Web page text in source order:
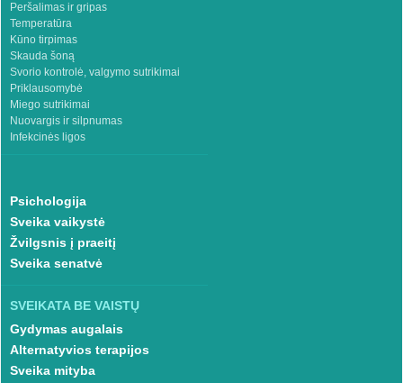
Peršalimas ir gripas
Temperatūra
Kūno tirpimas
Skauda šoną
Svorio kontrolė, valgymo sutrikimai
Priklausomybė
Miego sutrikimai
Nuovargis ir silpnumas
Infekcinės ligos
Psichologija
Sveika vaikystė
Žvilgsnis į praeitį
Sveika senatvė
SVEIKATA BE VAISTŲ
Gydymas augalais
Alternatyvios terapijos
Sveika mityba